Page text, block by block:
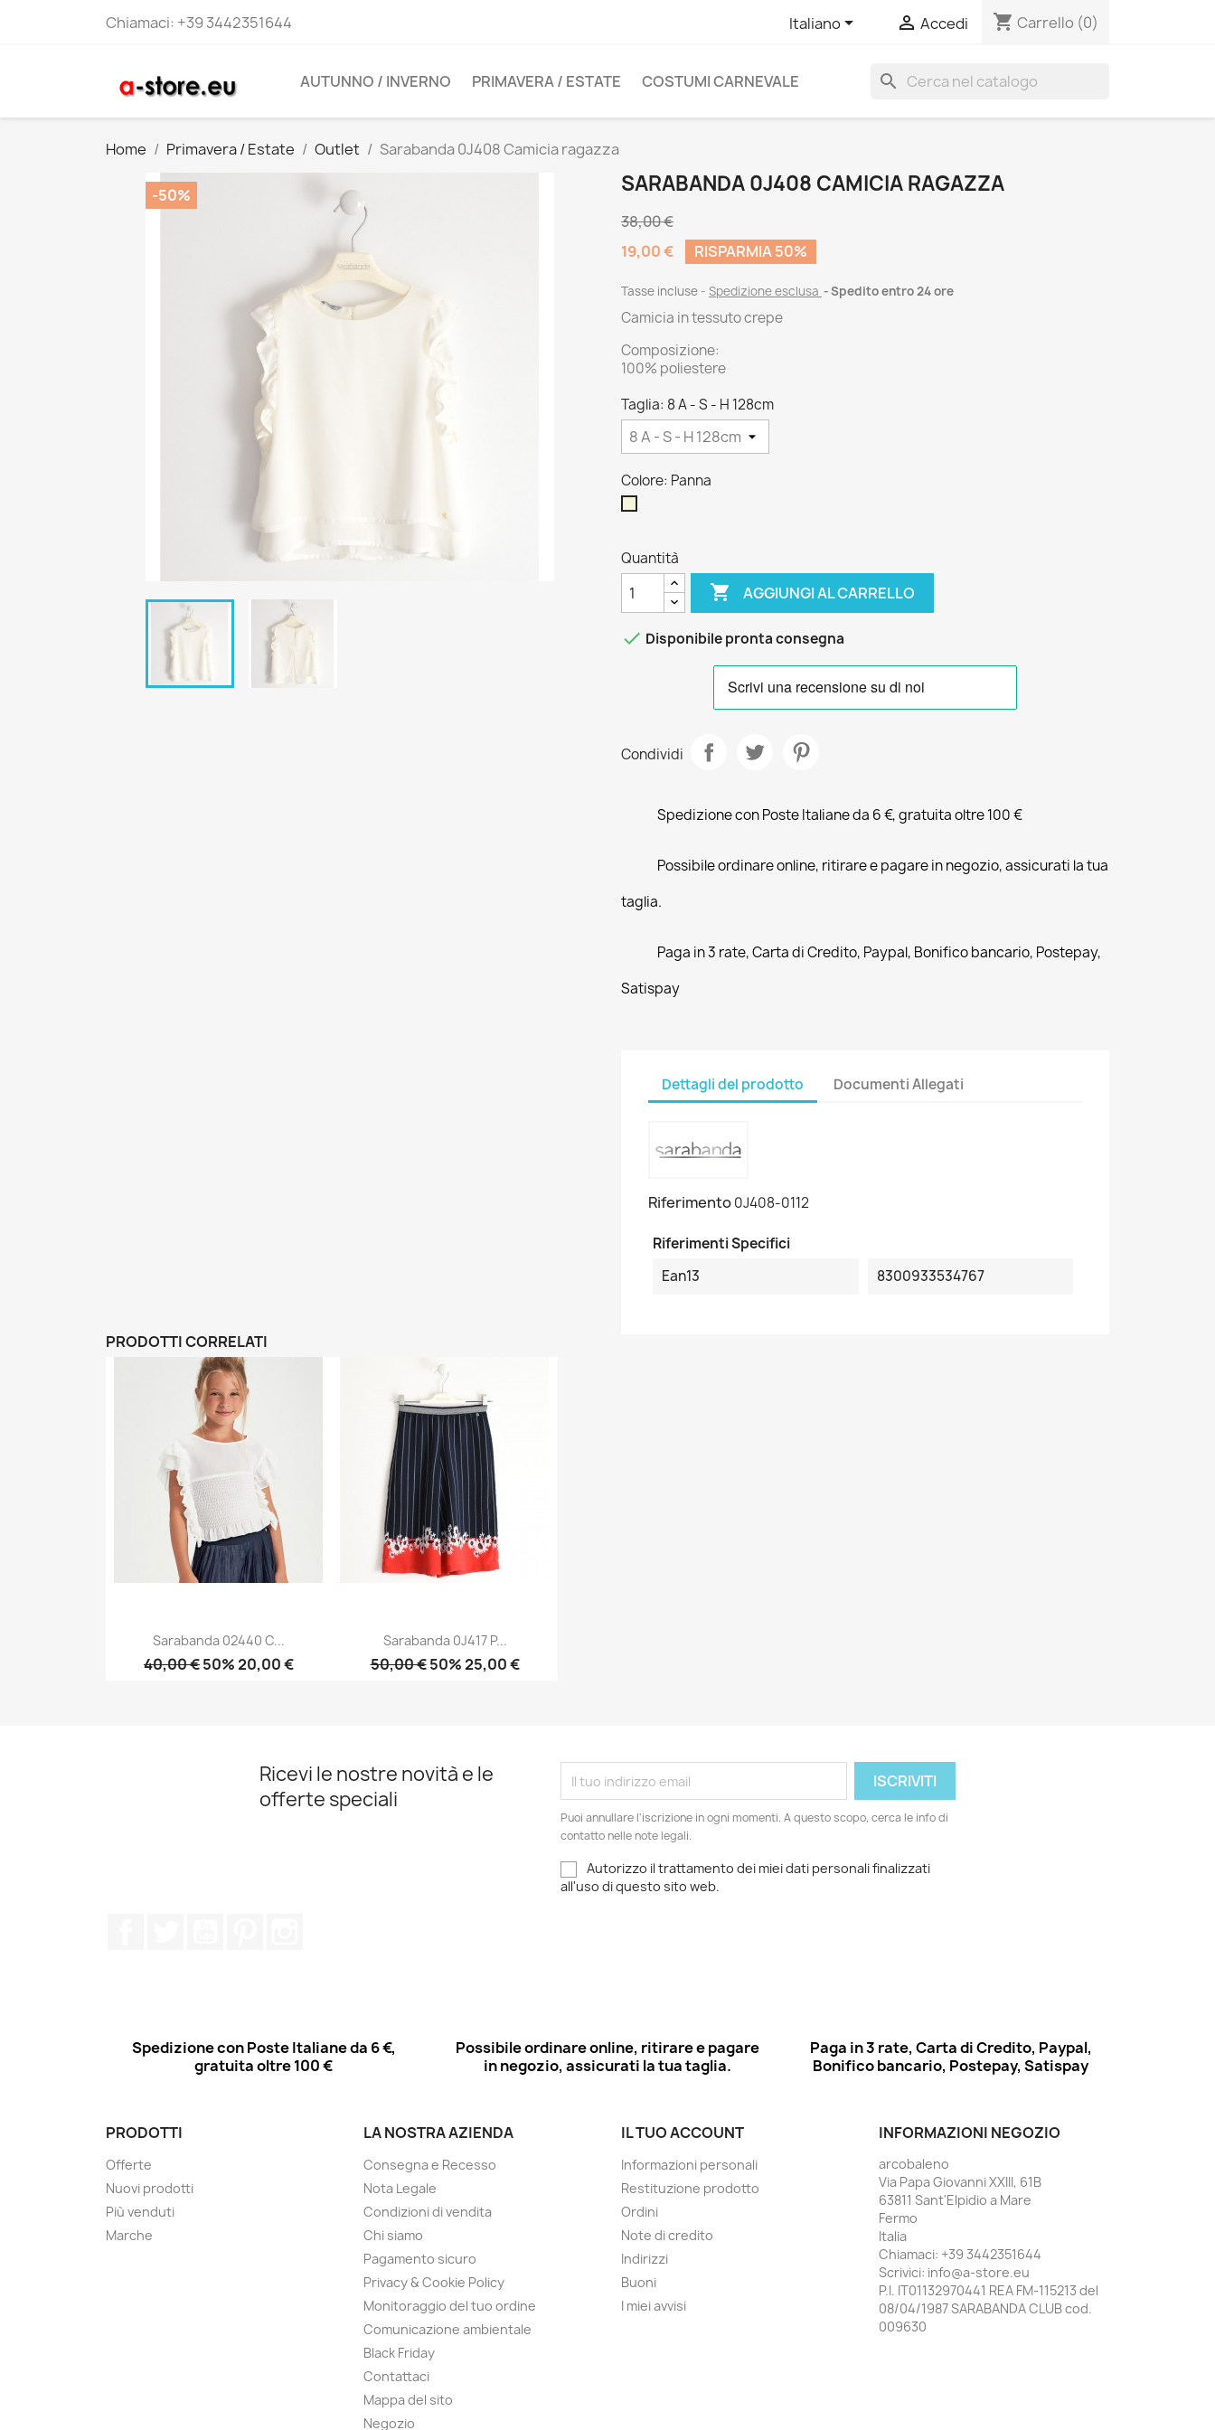
Chiamaci: +39 3442351644 Italiano  Accedi shopping_cart Carrello (0)
AUTUNNO / INVERNO PRIMAVERA / ESTATE COSTUMI CARNEVALE search
Home Primavera / Estate Outlet Sarabanda 0J408 Camicia ragazza
-50% SARABANDA 0J408 CAMICIA RAGAZZA
38,00 €
19,00 €
RISPARMIA 50%
Tasse incluse Spedizione esclusa Spedito entro 24 ore
Camicia in tessuto crepe
Composizione:
100% poliestere
Taglia: 8 A - S - H 128cm
Colore: Panna
Quantità
 AGGIUNGI AL CARRELLO
 Disponibile pronta consegna
Condividi
Spedizione con Poste Italiane da 6 €, gratuita oltre 100 €
Possibile ordinare online, ritirare e pagare in negozio, assicurati la tua
taglia.
Paga in 3 rate, Carta di Credito, Paypal, Bonifico bancario, Postepay,
Satispay
Dettagli del prodotto Documenti Allegati
Riferimento0J408-0112
Riferimenti Specifici
Ean13
8300933534767
PRODOTTI CORRELATI
Sarabanda 02440 C...
40,00 €50% 20,00 €
Sarabanda 0J417 P...
50,00 €50% 25,00 €
Ricevi le nostre novità e le
offerte speciali
Puoi annullare l'iscrizione in ogni momenti. A questo scopo, cerca le info di
contatto nelle note legali.
Autorizzo il trattamento dei miei dati personali finalizzati
all'uso di questo sito web.
Spedizione con Poste Italiane da 6 €,
gratuita oltre 100 €
Possibile ordinare online, ritirare e pagare
in negozio, assicurati la tua taglia.
Paga in 3 rate, Carta di Credito, Paypal,
Bonifico bancario, Postepay, Satispay
PRODOTTI
Offerte
Nuovi prodotti
Più venduti
Marche
LA NOSTRA AZIENDA
Consegna e Recesso
Nota Legale
Condizioni di vendita
Chi siamo
Pagamento sicuro
Privacy & Cookie Policy
Monitoraggio del tuo ordine
Comunicazione ambientale
Black Friday
Contattaci
Mappa del sito
Negozio
IL TUO ACCOUNT
Informazioni personali
Restituzione prodotto
Ordini
Note di credito
Indirizzi
Buoni
I miei avvisi
INFORMAZIONI NEGOZIO
arcobaleno
Via Papa Giovanni XXIII, 61B
63811 Sant'Elpidio a Mare
Fermo
Italia
Chiamaci: +39 3442351644
Scrivici: info@a-store.eu
P.I. IT01132970441 REA FM-115213 del
08/04/1987 SARABANDA CLUB cod.
009630